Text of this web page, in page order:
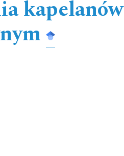
kapelanów